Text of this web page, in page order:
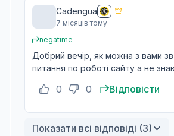
Cadengua
7 місяців тому
negatime
Добрий вечір, як можна з вами
питання по роботі сайту а не
0 0 Відповісти
Показати всі відповіді (3)